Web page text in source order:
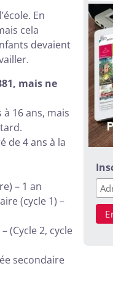
En
cela
devaient
mais ne
16 ans, mais
de 4 ans à la
– 1 an
(cycle 1) –
(Cycle 2, cycle
secondaire